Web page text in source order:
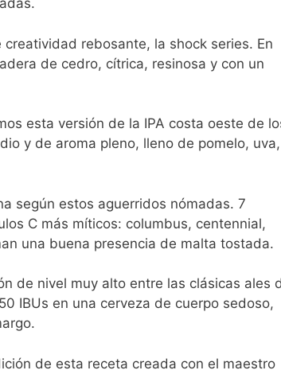
creatividad rebosante, la shock series. En
de cedro, cítrica, resinosa y con un
esta versión de la IPA costa oeste de
y de aroma pleno, lleno de pomelo, uva,
según estos aguerridos nómadas. 7
C más míticos: columbus, centennial,
una buena presencia de malta tostada.
de nivel muy alto entre las clásicas ales
IBUs en una cerveza de cuerpo sedoso,
de esta receta creada con el maestro